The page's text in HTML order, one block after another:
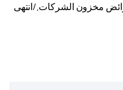
مخزون الشركات /انتهى